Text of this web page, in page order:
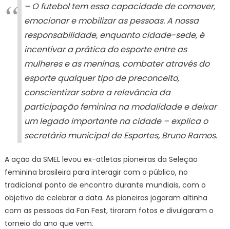
da
do
de
– O futebol tem essa capacidade de comover,
emocionar e mobilizar as pessoas. A nossa
responsabilidade, enquanto cidade-sede, é
incentivar a prática do esporte entre as
mulheres e as meninas, combater através do
esporte qualquer tipo de preconceito,
conscientizar sobre a relevância da
participação feminina na modalidade e deixar
um legado importante na cidade – explica o
secretário municipal de Esportes, Bruno Ramos.
A ação da SMEL levou ex-atletas pioneiras da Seleção
feminina brasileira para interagir com o público, no
tradicional ponto de encontro durante mundiais, com o
objetivo de celebrar a data. As pioneiras jogaram altinha
com as pessoas da Fan Fest, tiraram fotos e divulgaram o
torneio do ano que vem.